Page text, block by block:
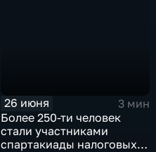
26 июня
3 мин
Более 250-ти человек
стали участниками
спартакиады налоговых